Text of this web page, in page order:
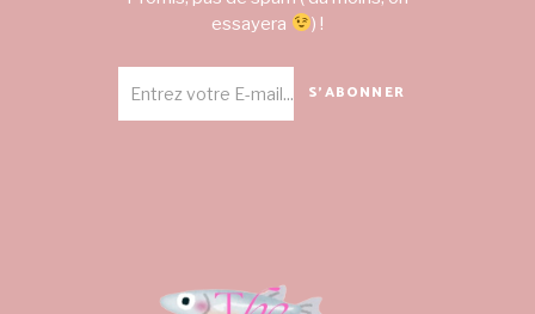
essayera
) !
S'ABONNER